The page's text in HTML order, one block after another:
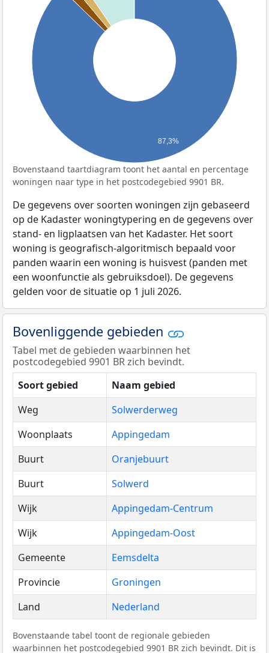
87,3%
Bovenstaand taartdiagram toont het aantal en percentage
woningen naar type in het postcodegebied 9901 BR.
De gegevens over soorten woningen zijn gebaseerd
op de Kadaster woningtypering en de gegevens over
stand- en ligplaatsen van het Kadaster. Het soort
woning is geografisch-algoritmisch bepaald voor
panden waarin een woning is huisvest (panden met
een woonfunctie als gebruiksdoel). De gegevens
gelden voor de situatie op 1 juli 2026.
Bovenliggende gebieden
Tabel met de gebieden waarbinnen het
postcodegebied 9901 BR zich bevindt.
Soort gebied
Naam gebied
Weg
Solwerderweg
Woonplaats
Appingedam
Buurt
Oranjebuurt
Buurt
Solwerd
Wijk
Appingedam-Centrum
Wijk
Appingedam-Oost
Gemeente
Eemsdelta
Provincie
Groningen
Land
Nederland
Bovenstaande tabel toont de regionale gebieden
waarbinnen het postcodegebied 9901 BR zich bevindt. Dit is